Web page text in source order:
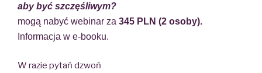
aby być szczęśliwym?
mogą nabyć webinar za 345 PLN (2 osoby).
Informacja w e-booku.
W razie pytań dzwoń